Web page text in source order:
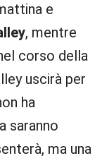
e
, mentre
corso della
uscirà per
ha
saranno
ma una